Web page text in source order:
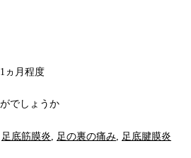
ヵ月程度
でしょうか
足底筋膜炎 足の裏の痛み 足底腱膜炎